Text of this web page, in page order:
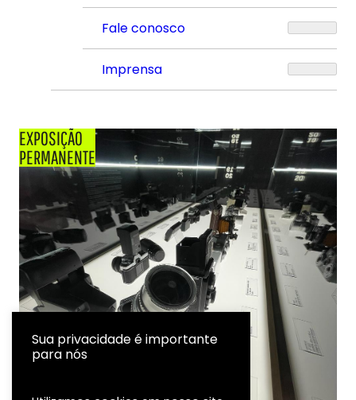
Fale conosco
Imprensa
EXPOSIÇÃO
PERMANENTE
Sua privacidade é importante
para nós